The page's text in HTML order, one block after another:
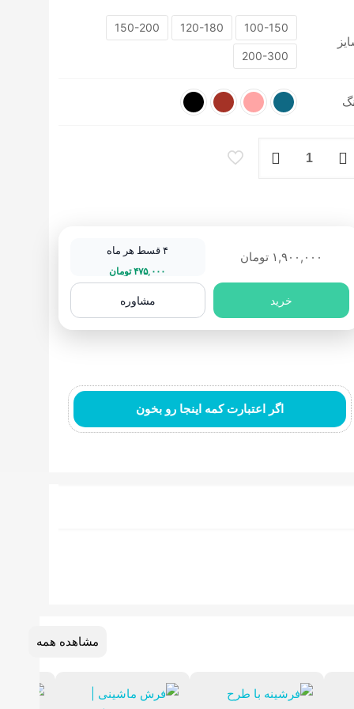
100-150
120-180
150-200
200-300
عدد
۱,۹۰۰,۰۰۰ تومان ۴ قسط هر ماه
۴۷۵,۰۰۰ تومان
خرید مشاوره
اگر اعتبارت کمه اینجا رو بخون
مشاهده همه